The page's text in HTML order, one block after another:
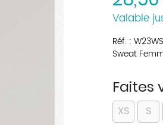
Valable
Réf. :
Sweat
Faites
XS S